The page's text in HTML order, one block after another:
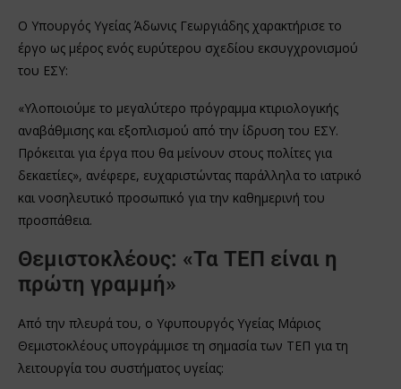
Ο Υπουργός Υγείας Άδωνις Γεωργιάδης χαρακτήρισε το
έργο ως μέρος ενός ευρύτερου σχεδίου εκσυγχρονισμού
του ΕΣΥ:
«Υλοποιούμε το μεγαλύτερο πρόγραμμα κτιριολογικής
αναβάθμισης και εξοπλισμού από την ίδρυση του ΕΣΥ.
Πρόκειται για έργα που θα μείνουν στους πολίτες για
δεκαετίες», ανέφερε, ευχαριστώντας παράλληλα το ιατρικό
και νοσηλευτικό προσωπικό για την καθημερινή του
προσπάθεια.
Θεμιστοκλέους: «Τα ΤΕΠ είναι η
πρώτη γραμμή»
Από την πλευρά του, ο Υφυπουργός Υγείας Μάριος
Θεμιστοκλέους υπογράμμισε τη σημασία των ΤΕΠ για τη
λειτουργία του συστήματος υγείας: